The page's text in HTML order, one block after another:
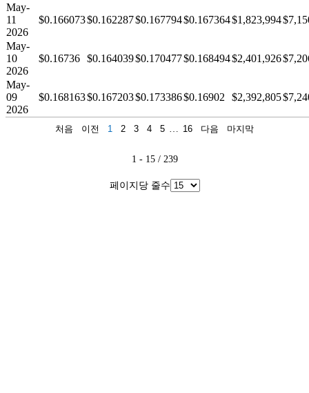
May-
11
2026
$0.166073$0.162287$0.167794$0.167364$1,823,994
May-
10
2026
$0.16736 $0.164039$0.170477$0.168494$2,401,926
May-
09
2026
$0.168163$0.167203$0.173386$0.16902 $2,392,805
1 - 15 / 239
페이지당 줄수
처음 이전 1 2 3 4 5 16 다음 마지막